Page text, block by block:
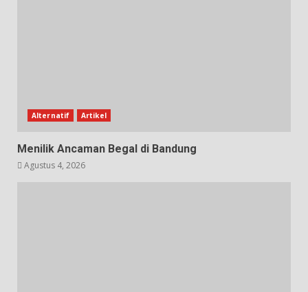
Alternatif Artikel
Menilik Ancaman Begal di Bandung
Agustus 4, 2026